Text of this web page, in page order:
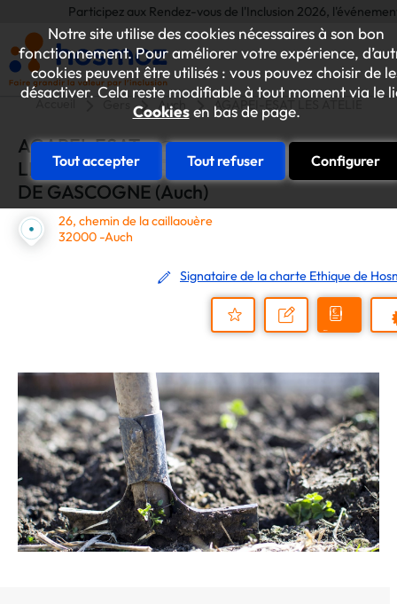
Notre site utilise des cookies nécessaires à son bon
fonctionnement. Pour améliorer votre expérience,
cookies peuvent être utilisés : vous pouvez choisir de
désactiver. Cela reste modifiable à tout moment via le
Cookiesen bas de page.
Tout accepter Tout refuser Configurer
Participez aux Rendez-vous de l'Inclusion 2026, l'événement
Accueil Auch AGAPEI-ESAT LES ATELIERS
AGAPEI-ESAT
LES ATELIERS
DE GASCOGNE (Auch)
26, chemin de la caillaouère
32000 -Auch
Signataire de la charte Ethique de
dossier
Nous
Demander